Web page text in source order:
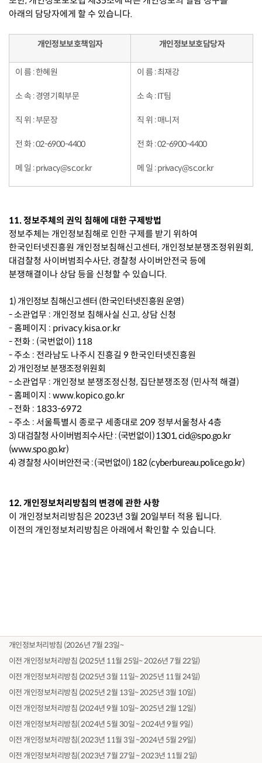
아래의 담당자에게 할 수 있습니다.
개인정보보호책임자 개인정보보호담당자
이 름 : 한혜원
소 속 : 경영기획부문
직 위 : 부문장
전 화 : 02-6900-4400
메 일 : privacy@sc.or.kr
이 름 : 최재강
소 속 : IT팀
직 위 : 매니저
전 화 : 02-6900-4400
메 일 : privacy@sc.or.kr
11. 정보주체의 권익 침해에 대한 구제방법
정보주체는 개인정보침해로 인한 구제를 받기 위하여
한국인터넷진흥원 개인정보침해신고센터, 개인정보분쟁조정위원회,
대검찰청 사이버범죄수사단, 경찰청 사이버안전국 등에
분쟁해결이나 상담 등을 신청할 수 있습니다.
1) 개인정보 침해신고센터 (한국인터넷진흥원 운영)
- 소관업무 : 개인정보 침해사실 신고, 상담 신청
- 홈페이지 : privacy.kisa.or.kr
- 전화 : (국번없이) 118
- 주소 : 전라남도 나주시 진흥길 9 한국인터넷진흥원
2) 개인정보 분쟁조정위원회
- 소관업무 : 개인정보 분쟁조정신청, 집단분쟁조정 (민사적 해결)
- 홈페이지 : www.kopico.go.kr
- 전화 : 1833-6972
- 주소 : 서울특별시 종로구 세종대로 209 정부서울청사 4층
3) 대검찰청 사이버범죄수사단 : (국번없이) 1301, cid@spo.go.kr
(www.spo.go.kr)
4) 경찰청 사이버안전국 : (국번없이) 182 (cyberbureau.police.go.kr)
12. 개인정보처리방침의 변경에 관한 사항
이 개인정보처리방침은 2023년 3월 20일부터 적용 됩니다.
이전의 개인정보처리방침은 아래에서 확인할 수 있습니다.
개인정보처리방침 (2026년 7월 23일~
이전 개인정보처리방침 (2025년 11월 25일~ 2026년 7월 22일)
이전 개인정보처리방침 (2025년 3월 11일~ 2025년 11월 24일)
이전 개인정보처리방침 (2025년 2월 13일~ 2025년 3월 10일)
이전 개인정보처리방침 (2024년 9월 10일~ 2025년 2월 12일)
이전 개인정보처리방침( 2024년 5월 30일 ~ 2024년 9월 9일)
이전 개인정보처리방침( 2023년 11월 3일 ~2024년 5월 29일)
이전 개인정보처리방침( 2023년 7월 27일 ~ 2023년 11월 2일)